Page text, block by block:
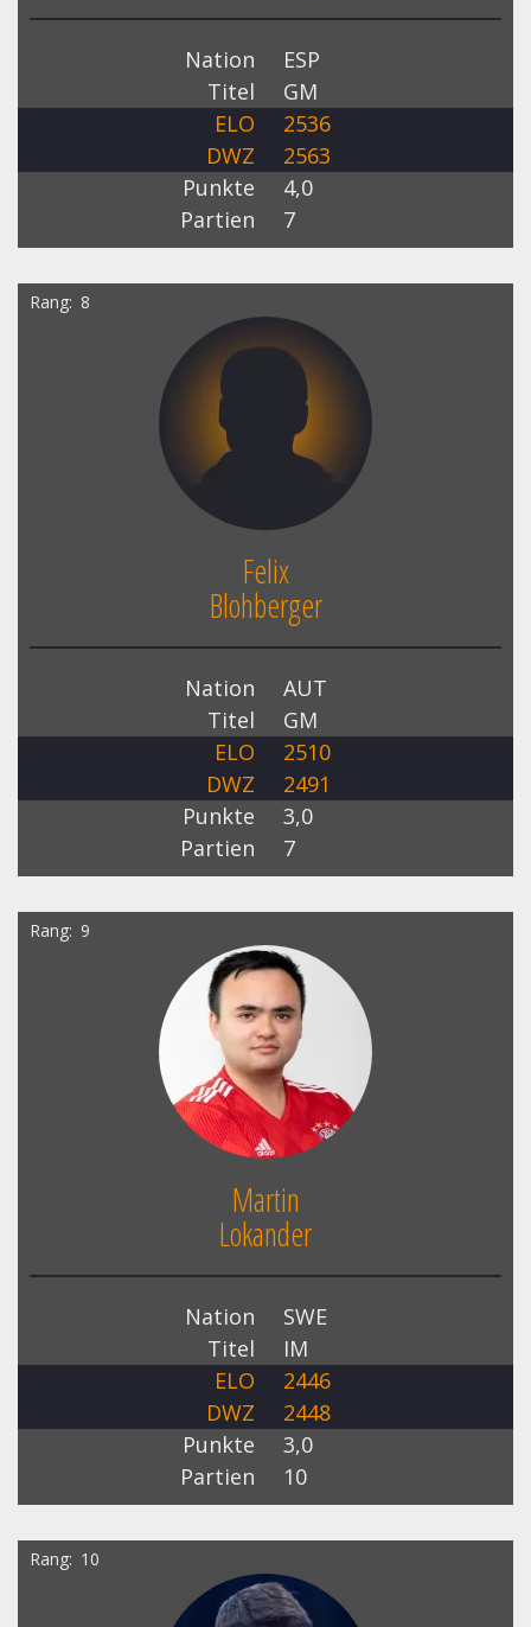
Nation
ESP
Titel
GM
ELO
2536
DWZ
2563
Punkte
4,0
Partien
7
Rang 8
Felix
Blohberger
Nation
AUT
Titel
GM
ELO
2510
DWZ
2491
Punkte
3,0
Partien
7
Rang 9
Martin
Lokander
Nation
SWE
Titel
IM
ELO
2446
DWZ
2448
Punkte
3,0
Partien
10
Rang 10